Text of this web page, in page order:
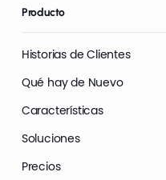
Producto
Historias de Clientes
Qué hay de Nuevo
Características
Soluciones
Precios